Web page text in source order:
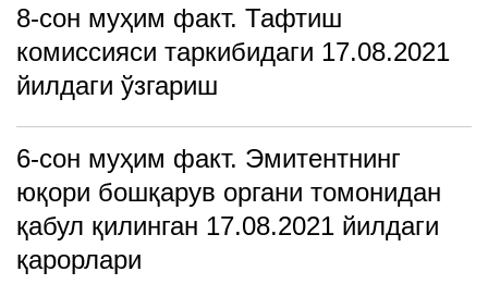
8-сон муҳим факт. Тафтиш
комиссияси таркибидаги 17.08.2021
йилдаги ўзгариш
6-сон муҳим факт. Эмитентнинг
юқори бошқарув органи томонидан
қабул қилинган 17.08.2021 йилдаги
қарорлари